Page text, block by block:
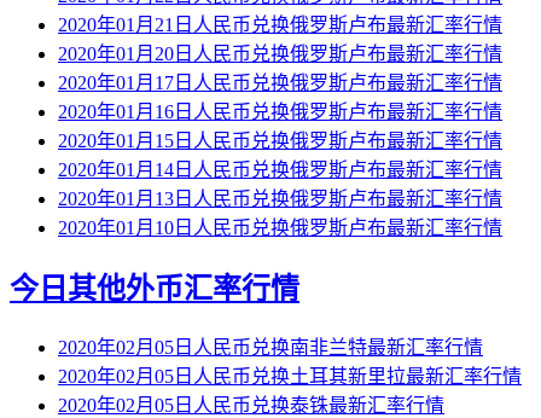
2020年01月21日人民币兑换俄罗斯卢布最新汇率行情
2020年01月20日人民币兑换俄罗斯卢布最新汇率行情
2020年01月17日人民币兑换俄罗斯卢布最新汇率行情
2020年01月16日人民币兑换俄罗斯卢布最新汇率行情
2020年01月15日人民币兑换俄罗斯卢布最新汇率行情
2020年01月14日人民币兑换俄罗斯卢布最新汇率行情
2020年01月13日人民币兑换俄罗斯卢布最新汇率行情
2020年01月10日人民币兑换俄罗斯卢布最新汇率行情
今日其他外币汇率行情
2020年02月05日人民币兑换南非兰特最新汇率行情
2020年02月05日人民币兑换土耳其新里拉最新汇率行情
2020年02月05日人民币兑换泰铢最新汇率行情